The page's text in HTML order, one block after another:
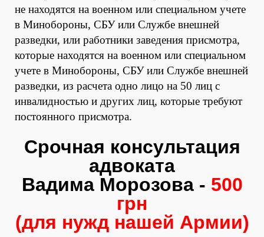
не находятся на военном или специальном учете
в Минобороны, СБУ или Службе внешней
разведки, или работники заведения присмотра,
которые находятся на военном или специальном
учете в Минобороны, СБУ или Службе внешней
разведки, из расчета одно лицо на 50 лиц с
инвалидностью и других лиц, которые требуют
постоянного присмотра.
Срочная консультация
адвоката
Вадима Морозова - 500
грн
(для нужд нашей Армии)